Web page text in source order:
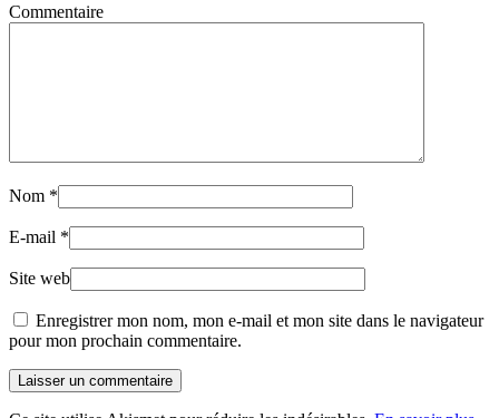
Commentaire
Nom *
E-mail *
Site web
Enregistrer mon nom, mon e-mail et mon site dans le navigateur
pour mon prochain commentaire.
Laisser un commentaire